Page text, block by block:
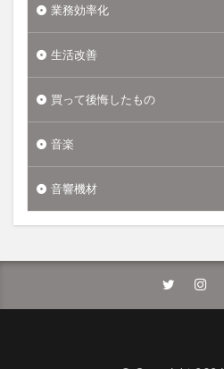
業務効率化
生活改善
買って後悔したもの
音楽
音響機材